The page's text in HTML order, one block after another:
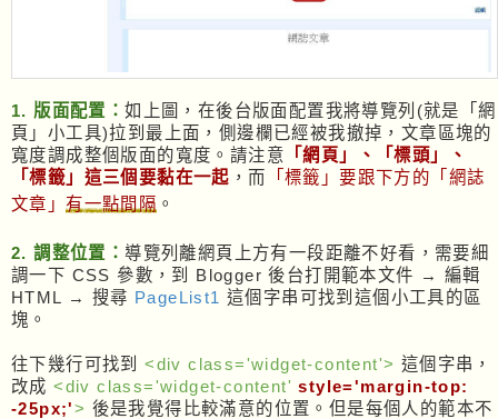
1. 版面配置：如上圖，在後台版面配置我將導覽列(就是「網
頁」小工具)拉到最上面，側邊欄已經被我撤掉，文章區塊的
寬度調成整個版面的寬度。請注意 「網頁」、「標頭」、
「標籤」這三個要黏在一起 ，而
「標籤」要跟下方的「網誌
文章」有一點間隔 。
2. 調整位置：導覽列離網頁上方有一段距離不好看，需要細
調一下 CSS 參數，到 Blogger 後台打開範本文件 → 編輯
HTML → 搜尋 PageList1 這個字串可找到這個小工具的區
塊。
往下幾行可找到<div class='widget-content'> 這個字串，
改成<div class='widget-content'style='margin-top:
-25px;'> 後是我覺得比較滿意的位置。但是每個人的範本不